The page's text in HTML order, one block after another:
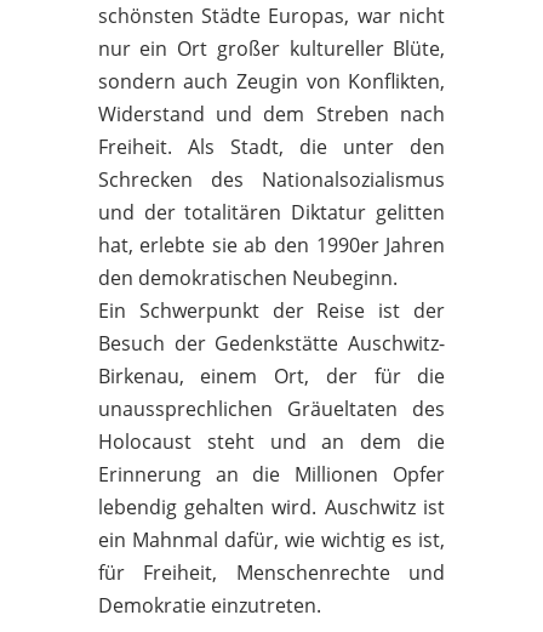
schönsten Städte Europas, war nicht
nur ein Ort großer kultureller Blüte,
sondern auch Zeugin von Konflikten,
Widerstand und dem Streben nach
Freiheit. Als Stadt, die unter den
Schrecken des Nationalsozialismus
und der totalitären Diktatur gelitten
hat, erlebte sie ab den 1990er Jahren
den demokratischen Neubeginn.
Ein Schwerpunkt der Reise ist der
Besuch der Gedenkstätte Auschwitz-
Birkenau, einem Ort, der für die
unaussprechlichen Gräueltaten des
Holocaust steht und an dem die
Erinnerung an die Millionen Opfer
lebendig gehalten wird. Auschwitz ist
ein Mahnmal dafür, wie wichtig es ist,
für Freiheit, Menschenrechte und
Demokratie einzutreten.